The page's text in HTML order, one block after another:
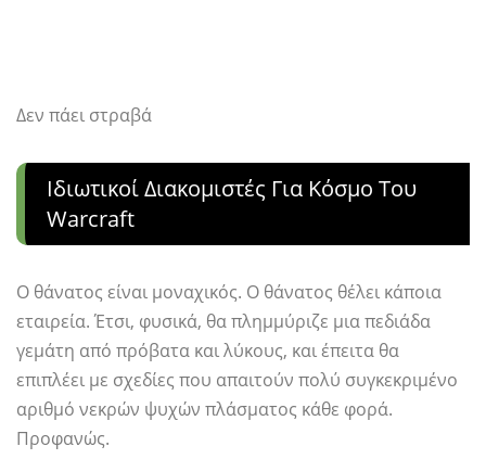
Δεν πάει στραβά
Ιδιωτικοί Διακομιστές Για Κόσμο Του
Warcraft
Ο θάνατος είναι μοναχικός. Ο θάνατος θέλει κάποια
εταιρεία. Έτσι, φυσικά, θα πλημμύριζε μια πεδιάδα
γεμάτη από πρόβατα και λύκους, και έπειτα θα
επιπλέει με σχεδίες που απαιτούν πολύ συγκεκριμένο
αριθμό νεκρών ψυχών πλάσματος κάθε φορά.
Προφανώς.